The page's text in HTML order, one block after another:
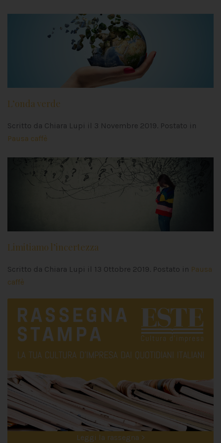
L’onda verde
Scritto da Chiara Lupi il 3 Novembre 2019. Postato in
Pausa caffè
Limitiamo l’incertezza
Scritto da Chiara Lupi il 13 Ottobre 2019. Postato in Pausa
caffè
Leggi la rassegna >